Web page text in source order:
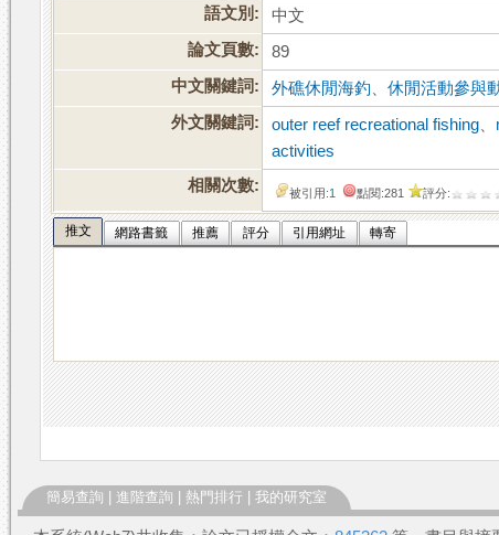
語文別:
中文
論文頁數:
89
中文關鍵詞:
外礁休閒海釣 、休閒活動參與
外文關鍵詞:
outer reef recreational fishing
activities
相關次數:
被引用:1 點閱:281 評分:
推文 網路書籤 推薦 評分 引用網址 轉寄
簡易查詢 進階查詢 熱門排行 我的研究室